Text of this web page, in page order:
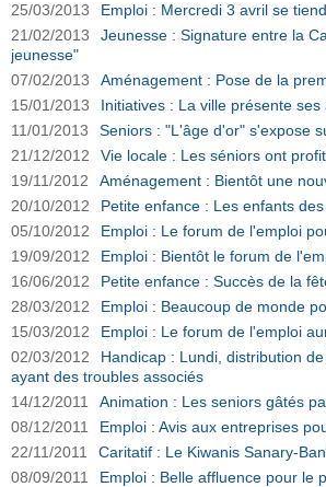
25/03/2013
Emploi : Mercredi 3 avril se
21/02/2013
Jeunesse : Signature entre la
jeunesse"
07/02/2013
Aménagement : Pose de la
15/01/2013
Initiatives : La ville présente ses
11/01/2013
Seniors : "L'âge d'or" s'expose
21/12/2012
Vie locale : Les séniors ont
19/11/2012
Aménagement : Bientôt une
20/10/2012
Petite enfance : Les enfants
05/10/2012
Emploi : Le forum de l'emploi
19/09/2012
Emploi : Bientôt le forum de
16/06/2012
Petite enfance : Succès de la
28/03/2012
Emploi : Beaucoup de monde
15/03/2012
Emploi : Le forum de l'emploi
02/03/2012
Handicap : Lundi, distribution
ayant des troubles associés
14/12/2011
Animation : Les seniors gâtés
08/12/2011
Emploi : Avis aux entreprises
22/11/2011
Caritatif : Le Kiwanis Sanary-
08/09/2011
Emploi : Belle affluence pour le